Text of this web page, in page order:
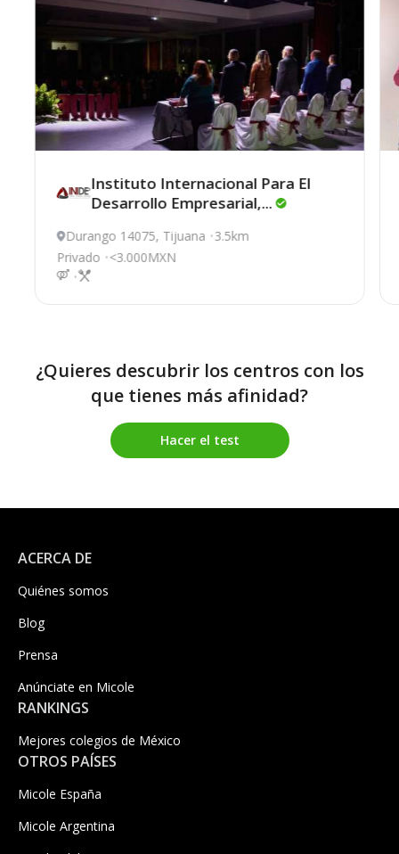
Instituto Internacional Para El
Desarrollo Empresarial,...
Durango 14075, Tijuana 3.5km
Privado <3.000MXN
¿Quieres descubrir los centros con los
que tienes más afinidad?
Hacer el test
ACERCA DE
Quiénes somos
Blog
Prensa
Anúnciate en Micole
RANKINGS
Mejores colegios de México
OTROS PAÍSES
Micole España
Micole Argentina